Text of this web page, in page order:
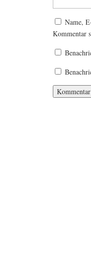
Name,
Kommentar